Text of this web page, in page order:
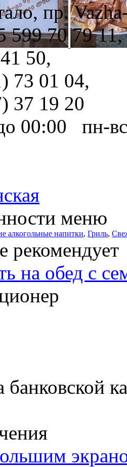
пр.
599 70 79 11,
50,
73 01 04,
37 19 20
00:00 пн-вс
меню
алкогольные напитки, Гриль,
рекомендует
на обед с
банковской